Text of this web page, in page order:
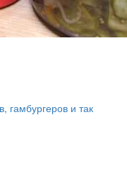
гамбургеров и так